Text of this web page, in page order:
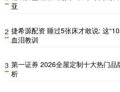
亚
2 捷希源配资 睡过5张床才敢说: 这
血泪教训
3 第一证券 2026全屋定制十大热门
析